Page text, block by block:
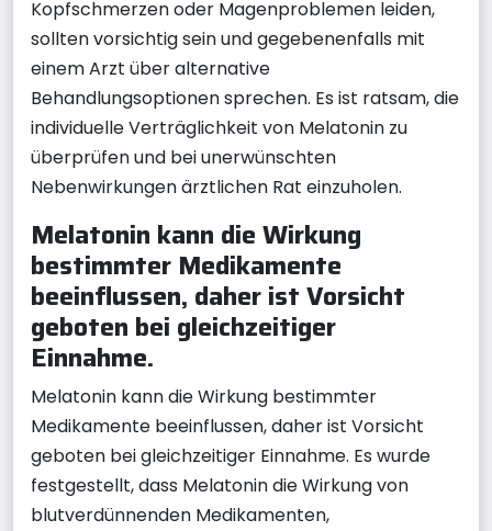
Kopfschmerzen oder Magenproblemen leiden,
sollten vorsichtig sein und gegebenenfalls mit
einem Arzt über alternative
Behandlungsoptionen sprechen. Es ist ratsam, die
individuelle Verträglichkeit von Melatonin zu
überprüfen und bei unerwünschten
Nebenwirkungen ärztlichen Rat einzuholen.
Melatonin kann die Wirkung
bestimmter Medikamente
beeinflussen, daher ist Vorsicht
geboten bei gleichzeitiger
Einnahme.
Melatonin kann die Wirkung bestimmter
Medikamente beeinflussen, daher ist Vorsicht
geboten bei gleichzeitiger Einnahme. Es wurde
festgestellt, dass Melatonin die Wirkung von
blutverdünnenden Medikamenten,